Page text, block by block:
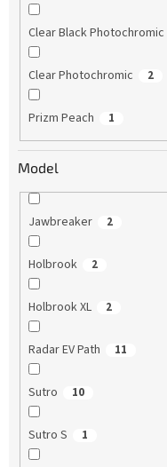
Clear Black Photochromic
Clear Photochromic 2
Prizm Peach 1
Model
Jawbreaker 2
Holbrook 2
Holbrook XL 2
Radar EV Path 11
Sutro 10
Sutro S 1